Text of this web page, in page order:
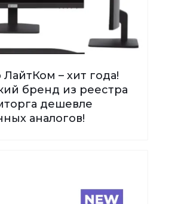
– хит года!
бренд из реестра
дешевле
аналогов!